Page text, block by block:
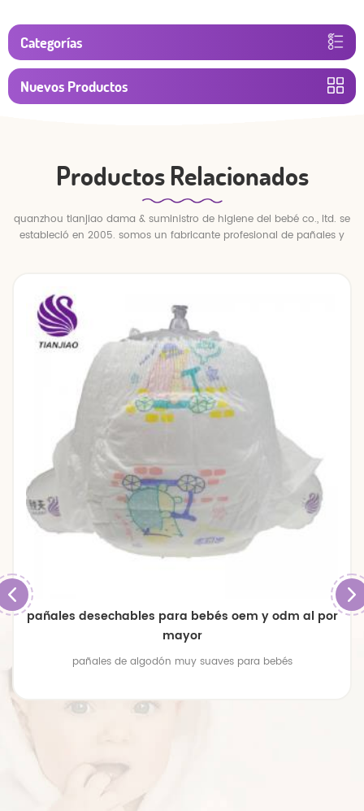
Categorías
Nuevos Productos
Productos Relacionados
quanzhou tianjiao dama & suministro de higiene del bebé co., ltd. se
estableció en 2005. somos un fabricante profesional de pañales y
pañales desechables para bebés oem y odm al por
mayor
pañales de algodón muy suaves para bebés